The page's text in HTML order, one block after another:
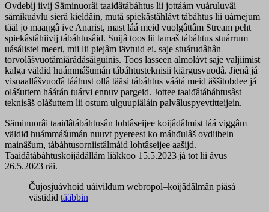
Ovdebij iivij Säminuorâi taaiđâtábáhtus lii jottáám vuáruluvâi
sämikuávlu sierâ kieldâin, mutâ spiekâstâhlávt tábáhtus lii uárnejum
tääl jo maaŋgâ ive Anarist, mast láá meid vuolgâttâm Stream peht
spiekâstâhiivij tábáhtusâid. Suijâ toos lii lamaš tábáhtus stuárrum
uásálistei meeri, mii lii piejâm iävtuid ei. saje stuárudâhân
torvolâšvuotâmiärádâsâiguinis. Toos lasseen almolávt saje valjiimist
kalga väldiđ huámmášumán tábáhtusteknisii kiärgusvuođâ. Jienâ já
visuaallâšvuođâ tááhust ollâ tääsi tábáhtus váátá meid äššitobdee já
olášuttem háárán tuárvi ennuv pargeid. Jottee taaiđâtábáhtusâst
teknisâš olášuttem lii ostum ulguupiäláin palvâluspyevtitteijein.
Säminuorâi taaiđâtábáhtusân lohtâseijee koijâdâlmist láá viggâm
väldiđ huámmášumán nuuvt pyereest ko máhđulâš ovdiibeln
mainâšum, tábáhtusorniistâlmáid lohtâseijee aašijd.
Taaiđâtábáhtuskoijâdâllâm liäkkoo 15.5.2023 já tot lii ávus
26.5.2023 räi.
Čujosjuávhoid uáivildum webropol–koijâdâlmân piäsá
västidiđ tääbbin